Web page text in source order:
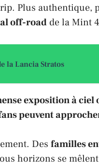
. Plus authentique,
off-road de laMint
la Lancia Stratos
exposition à ciel
peuvent
Des familles
horizons se